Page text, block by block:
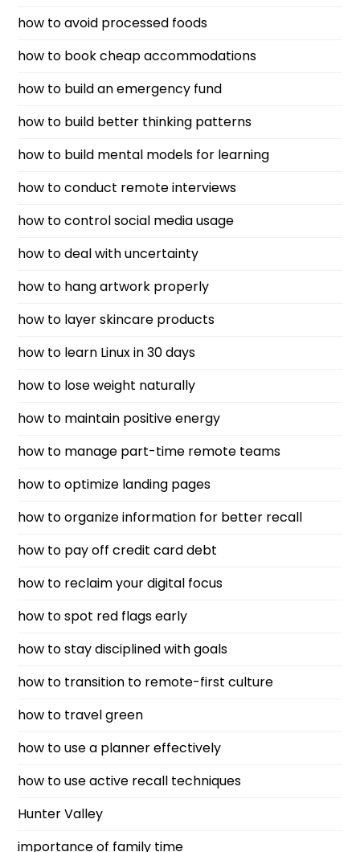
how to avoid processed foods
how to book cheap accommodations
how to build an emergency fund
how to build better thinking patterns
how to build mental models for learning
how to conduct remote interviews
how to control social media usage
how to deal with uncertainty
how to hang artwork properly
how to layer skincare products
how to learn Linux in 30 days
how to lose weight naturally
how to maintain positive energy
how to manage part-time remote teams
how to optimize landing pages
how to organize information for better recall
how to pay off credit card debt
how to reclaim your digital focus
how to spot red flags early
how to stay disciplined with goals
how to transition to remote-first culture
how to travel green
how to use a planner effectively
how to use active recall techniques
Hunter Valley
importance of family time